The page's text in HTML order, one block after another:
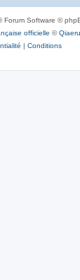
Forum Software ©
officielle ©Qiaeru
| Conditions